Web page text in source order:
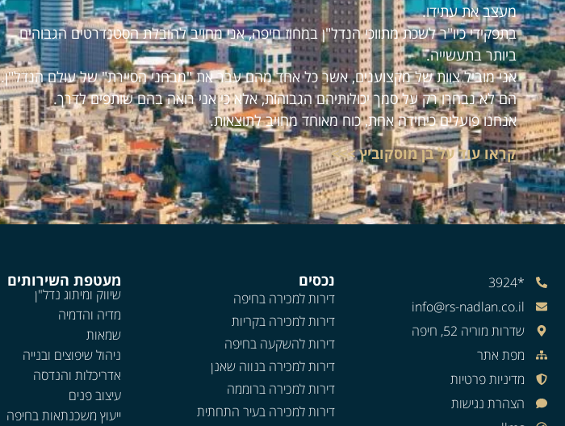
מעצב את עתידו.
בתפקידי כיו"ר לשכת מתווכי הנדל"ן במחוז חיפה, אני מחויב להובלת הסטנדרטים הגבוהים
ביותר בתעשייה.
אני מוביל צוות של מקצוענים, אשר כל אחד מהם עבר את "מבחני הסיירת" של עולם הנדל"ן.
הם לא נבחרו רק על סמך יכולותיהם הגבוהות, אלא כי אני רואה בהם שותפים לדרך.
אנחנו פועלים כיחידה אחת, כוח מאוחד מחויב לתוצאות.
קראו עוד על בן מוסקוביץ >>>
*3924
info@rs-nadlan.co.il
שדרות מוריה 52, חיפה
מפת אתר
מדיניות פרטיות
הצהרת נגישות
נכסים
דירות למכירה בחיפה
דירות למכירה בקריות
דירות להשקעה בחיפה
דירות למכירה בנווה שאנן
דירות למכירה ברוממה
דירות למכירה בעיר התחתית
מעטפת השירותים
שיווק ומיתוג נדל"ן
מדיה והדמיה
שמאות
ניהול שיפוצים ובנייה
אדריכלות והנדסה
עיצוב פנים
ייעוץ משכנתאות בחיפה